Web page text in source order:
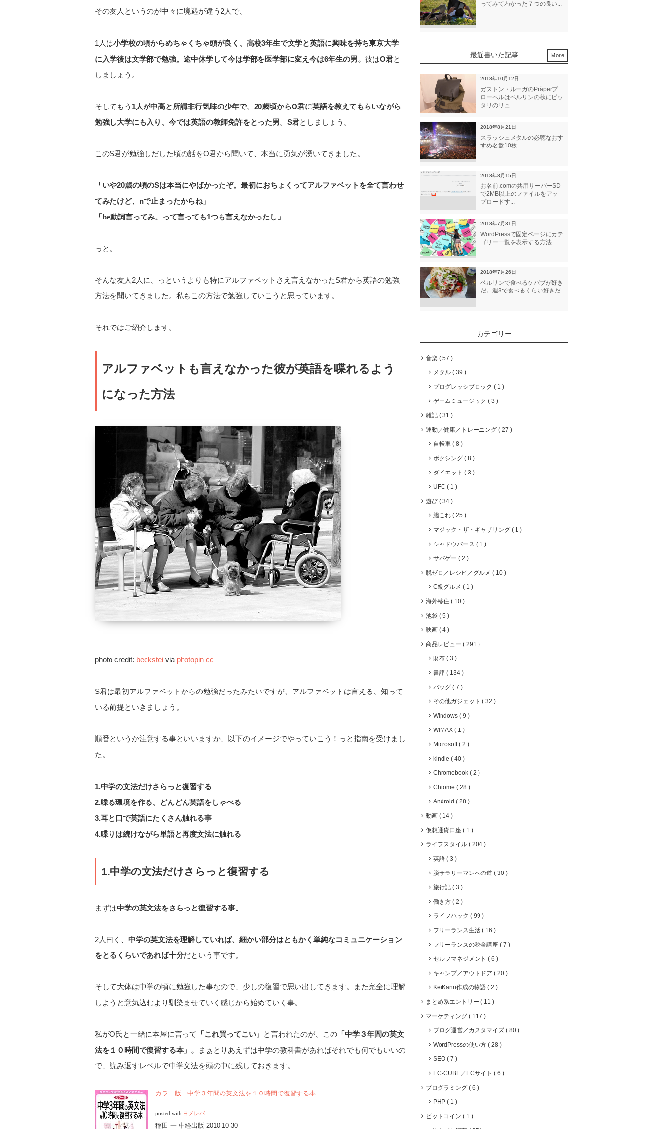
その友人というのが中々に境遇が違う2人で、
1人は小学校の頃からめちゃくちゃ頭が良く、高校3年生で文学と英語に興味を持ち東京大学
に入学後は文学部で勉強。途中休学して今は学部を医学部に変え今は6年生の男。 彼はO君と
しましょう。
そしてもう 1人が中高と所謂非行気味の少年で、20歳頃からO君に英語を教えてもらいながら
勉強し大学にも入り、今では英語の教師免許をとった男。 S君としましょう。
このS君が勉強しだした頃の話をO君から聞いて、本当に勇気が湧いてきました。
「いや20歳の頃のSは本当にやばかったぞ。最初におちょくってアルファベットを全て言わせ
てみたけど、nで止まったからね」
「be動詞言ってみ。って言っても1つも言えなかったし」
っと。
そんな友人2人に、っというよりも特にアルファベットさえ言えなかったS君から英語の勉強
方法を聞いてきました。私もこの方法で勉強していこうと思っています。
それではご紹介します。
アルファベットも言えなかった彼が英語を喋れるよう
になった方法
photo credit: beckstei via photopin cc
S君は最初アルファベットからの勉強だったみたいですが、アルファベットは言える、知って
いる前提といきましょう。
順番というか注意する事といいますか、以下のイメージでやっていこう！っと指南を受けまし
た。
1.中学の文法だけさらっと復習する
2.喋る環境を作る、どんどん英語をしゃべる
3.耳と口で英語にたくさん触れる事
4.喋りは続けながら単語と再度文法に触れる
1.中学の文法だけさらっと復習する
まずは中学の英文法をさらっと復習する事。
2人曰く、 中学の英文法を理解していれば、細かい部分はともかく単純なコミュニケーション
をとるくらいであれば十分だという事です。
そして大体は中学の頃に勉強した事なので、少しの復習で思い出してきます。また完全に理解
しようと意気込むより馴染ませていく感じから始めていく事。
私がO氏と一緒に本屋に言って 「これ買ってこい」 と言われたのが、この 「中学３年間の英文
法を１０時間で復習する本」。
まぁとりあえずは中学の教科書があればそれでも何でもいいの
で、読み返すレベルで中学文法を頭の中に残しておきます。
カラー版 中学３年間の英文法を１０時間で復習する本
posted with ヨメレバ
稲田 一 中経出版 2010-10-30
ってみてわかった７つの良い...
最近書いた記事
2018年10月12日
ガストン・ルーガのPråperプ
ローペルはベルリンの秋にピッ
タリのリュ...
2018年8月21日
スラッシュメタルの必聴なおす
すめ名盤10枚
2018年8月15日
お名前.comの共用サーバーSD
で2MB以上のファイルをアッ
プロードす...
2018年7月31日
WordPressで固定ページにカテ
ゴリー一覧を表示する方法
2018年7月26日
ベルリンで食べるケバブが好き
だ。週3で食べるくらい好きだ
More
カテゴリー
音楽 57
メタル 39
プログレッシブロック 1
ゲームミュージック 3
雑記 31
運動／健康／トレーニング 27
自転車 8
ボクシング 8
ダイエット 3
UFC 1
遊び 34
艦これ 25
マジック・ザ・ギャザリング 1
シャドウバース 1
サバゲー 2
脱ゼロ／レシピ／グルメ 10
C級グルメ 1
海外移住 10
池袋 5
映画 4
商品レビュー 291
財布 3
書評 134
バッグ 7
その他ガジェット 32
Windows 9
WiMAX 1
Microsoft 2
kindle 40
Chromebook 2
Chrome 28
Android 28
動画 14
仮想通貨口座 1
ライフスタイル 204
英語 3
脱サラリーマンへの道 30
旅行記 3
働き方 2
ライフハック 99
フリーランス生活 16
フリーランスの税金講座 7
セルフマネジメント 6
キャンプ／アウトドア 20
KeiKanri作成の物語 2
まとめ系エントリー 11
マーケティング 117
ブログ運営／カスタマイズ 80
WordPressの使い方 28
SEO 7
EC-CUBE／ECサイト 6
プログラミング 6
PHP 1
ビットコイン 1